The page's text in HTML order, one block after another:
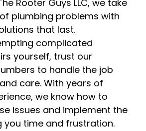
Rooter Guys LLC, we take
plumbing problems with
that last.
complicated
yourself, trust our
to handle the job
care. With years of
we know how to
issues and implement the
you time and frustration.